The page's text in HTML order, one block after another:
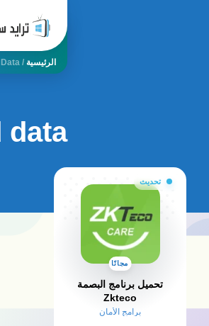
الرئيسية /
data
تحديث
مجانًا
تحميل برنامج البصمة
Zkteco
برامج الأمان